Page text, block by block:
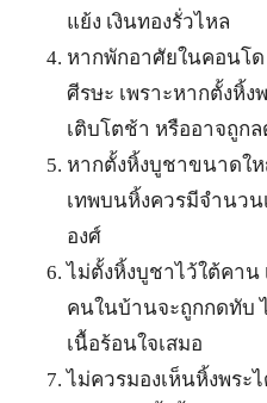
แย้ง เงินทองรั่วไหล
หากพักอาศัยในคอนโด
ศีรษะ เพราะหากตั้งหิ้ง
เติบโตช้า หรืออาจถูก
หากตั้งหิ้งบูชาขนาดใ
เทพบนหิ้งควรมีจำนวน
องศ์
ไม่ตั้งหิ้งบูชาไว้ใต้คาน
คนในบ้านจะถูกกดทับ
เนื้อร้อนใจเสมอ
ไม่ควรมองเห็นหิ้งพระ